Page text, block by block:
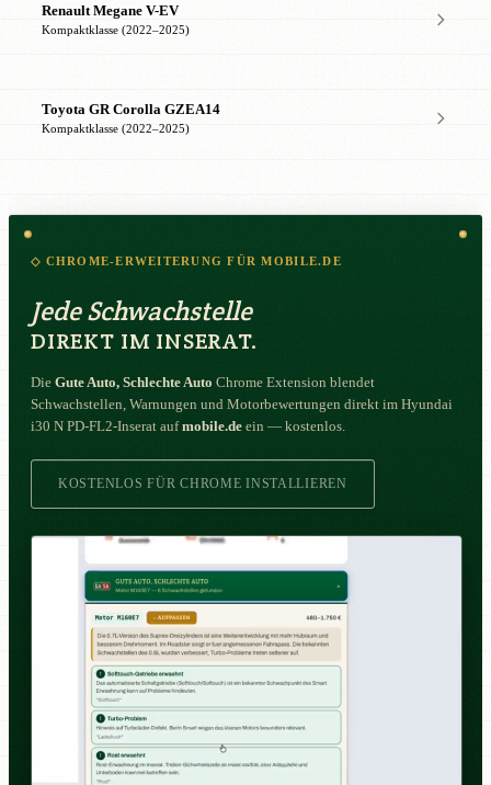
Renault Megane V-EV
Kompaktklasse (2022–2025)
Toyota GR Corolla GZEA14
Kompaktklasse (2022–2025)
◇ CHROME-ERWEITERUNG FÜR MOBILE.DE
Jede Schwachstelle
DIREKT IM INSERAT.
Die Gute Auto, Schlechte Auto Chrome Extension blendet
Schwachstellen, Warnungen und Motorbewertungen direkt im Hyundai
i30 N PD-FL2-Inserat aufmobile.de ein — kostenlos.
KOSTENLOS FÜR CHROME INSTALLIEREN